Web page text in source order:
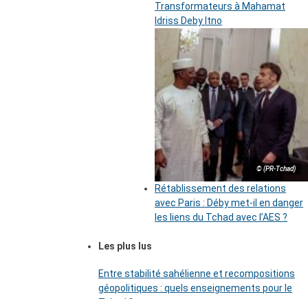
Transformateurs à Mahamat
Idriss Deby Itno
© (PR-Tchad)
Rétablissement des relations
avec Paris : Déby met-il en danger
les liens du Tchad avec l’AES ?
Les plus lus
Entre stabilité sahélienne et recompositions
géopolitiques : quels enseignements pour le